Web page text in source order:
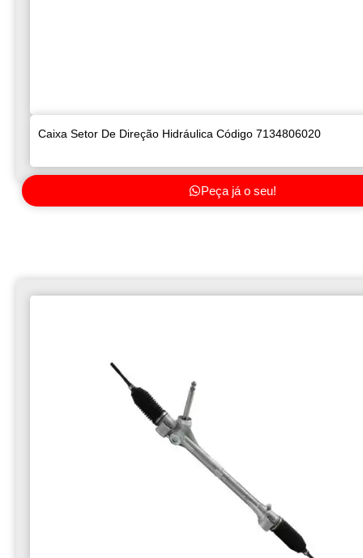
Caixa Setor De Direção Hidráulica Código 7134806020
Peça já o seu!